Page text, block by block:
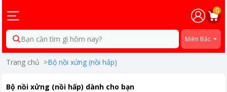
0
Bạn cần tìm gì hôm nay? Miền Bắc
Trang chủ >Bộ nồi xửng (nồi hấp)
Bộ nồi xửng (nồi hấp) dành cho bạn